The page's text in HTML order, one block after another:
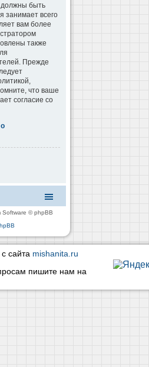
быть
занимает всего
вам более
также
Прежде
что ваше
согласие со
Software © phpBB
сайта mishanita.ru
пишите нам на